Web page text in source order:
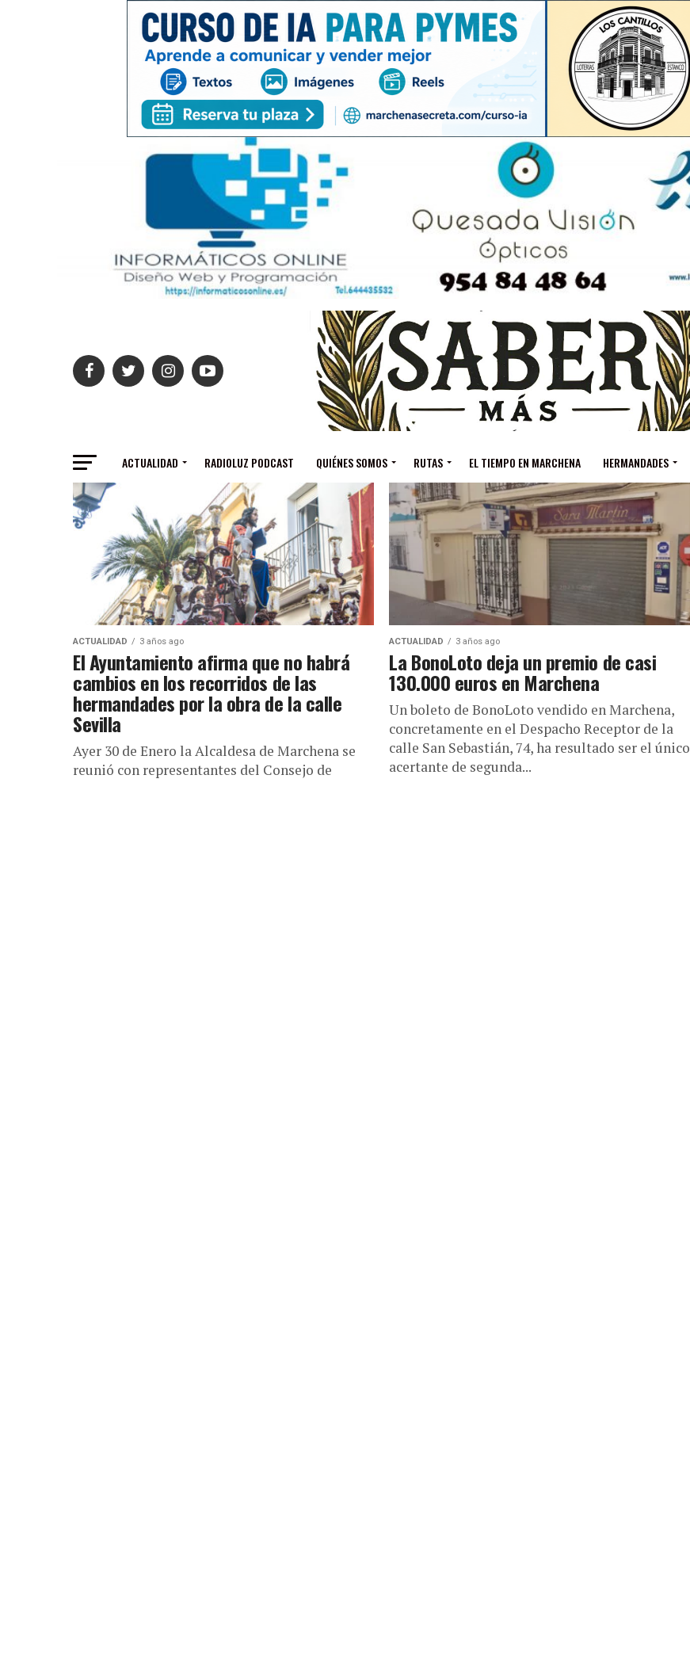
ACTUALIDAD RADIOLUZ PODCAST QUIÉNES SOMOS RUTAS EL TIEMPO EN MARCHENA HERMANDADES
ACTUALIDAD 3 años ago
El Ayuntamiento afirma que no habrá
cambios en los recorridos de las
hermandades por la obra de la calle
Sevilla
Ayer 30 de Enero la Alcaldesa de Marchena se
reunió con representantes del Consejo de
ACTUALIDAD 3 años ago
La BonoLoto deja un premio de casi
130.000 euros en Marchena
Un boleto de BonoLoto vendido en Marchena,
concretamente en el Despacho Receptor de la
calle San Sebastián, 74, ha resultado ser el único
acertante de segunda...